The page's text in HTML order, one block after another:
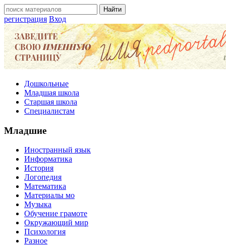
регистрация Вход
Дошкольные
Младшая школа
Старшая школа
Специалистам
Младшие
Иностранный язык
Информатика
История
Логопедия
Математика
Материалы мо
Музыка
Обучение грамоте
Окружающий мир
Психология
Разное